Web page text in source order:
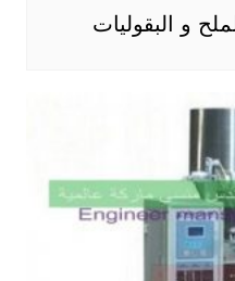
و البقوليات